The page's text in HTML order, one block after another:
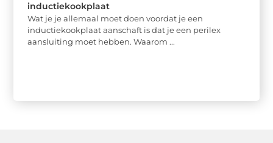
inductiekookplaat
Wat je je allemaal moet doen voordat je een
inductiekookplaat aanschaft is dat je een perilex
aansluiting moet hebben. Waarom ...